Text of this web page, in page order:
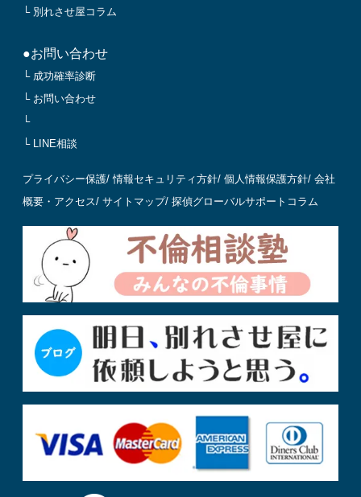
└ 別れさせ屋コラム
●お問い合わせ
└ 成功確率診断
└ お問い合わせ
└
└ LINE相談
プライバシー保護/情報セキュリティ方針/ 個人情報保護方針/ 会社
概要・アクセス/ サイトマップ/ 探偵グローバルサポートコラム